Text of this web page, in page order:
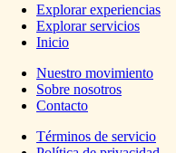
Explorar experiencias
Explorar servicios
Inicio
Nuestro movimiento
Sobre nosotros
Contacto
Términos de servicio